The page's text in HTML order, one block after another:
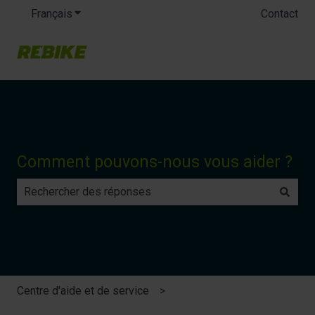
Français Afficher le sous-menu pour les traductionsContact
Comment pouvons-nous vous aider ?
Centre d'aide et de service